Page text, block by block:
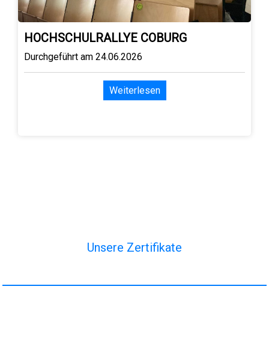
HOCHSCHULRALLYE COBURG
Durchgeführt am 24.06.2026
Weiterlesen
Unsere Zertifikate